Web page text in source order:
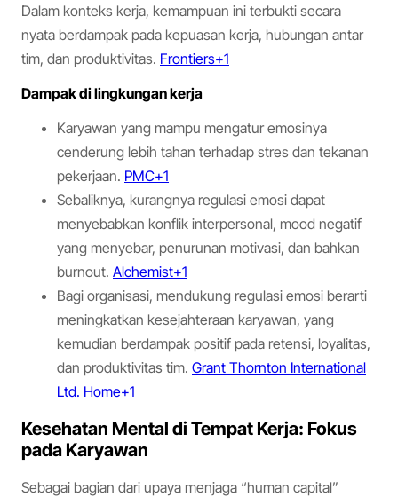
Dalam konteks kerja, kemampuan ini terbukti secara
nyata berdampak pada kepuasan kerja, hubungan antar
tim, dan produktivitas. Frontiers+1
Dampak di lingkungan kerja
Karyawan yang mampu mengatur emosinya
cenderung lebih tahan terhadap stres dan tekanan
pekerjaan. PMC+1
Sebaliknya, kurangnya regulasi emosi dapat
menyebabkan konflik interpersonal, mood negatif
yang menyebar, penurunan motivasi, dan bahkan
burnout. Alchemist+1
Bagi organisasi, mendukung regulasi emosi berarti
meningkatkan kesejahteraan karyawan, yang
kemudian berdampak positif pada retensi, loyalitas,
dan produktivitas tim. Grant Thornton International
Ltd. Home+1
Kesehatan Mental di Tempat Kerja: Fokus
pada Karyawan
Sebagai bagian dari upaya menjaga “human capital”